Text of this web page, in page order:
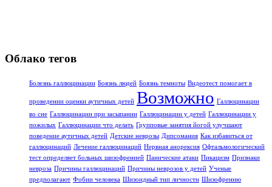
Облако тегов
Болезнь галлюцинации Боязнь людей Боязнь темноты Видеотест помогает в
проведении оценки аутичных детей Возможно Галлюцинации
во сне Галлюцинации при засыпании Галлюцинации у детей Галлюцинации у
пожилых Галлюцинации что делать Групповые занятия йогой улучшают
поведение аутичных детей Детские неврозы Дипсомания Как избавиться от
галлюцинаций Лечение галлюцинаций Нервная анорексия Офтальмологический
тест определяет больных шизофренией Панические атаки Пикацизм Признаки
невроза Причины галлюцинаций Причины неврозов у детей Ученые
предполагают Фобии человека Шизоидный тип личности Шизофрению